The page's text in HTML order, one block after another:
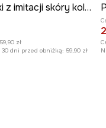
Pasek męski z imitacji skóry kolor czarny
59,90 zł
dni przed obniżką: 59,90 zł